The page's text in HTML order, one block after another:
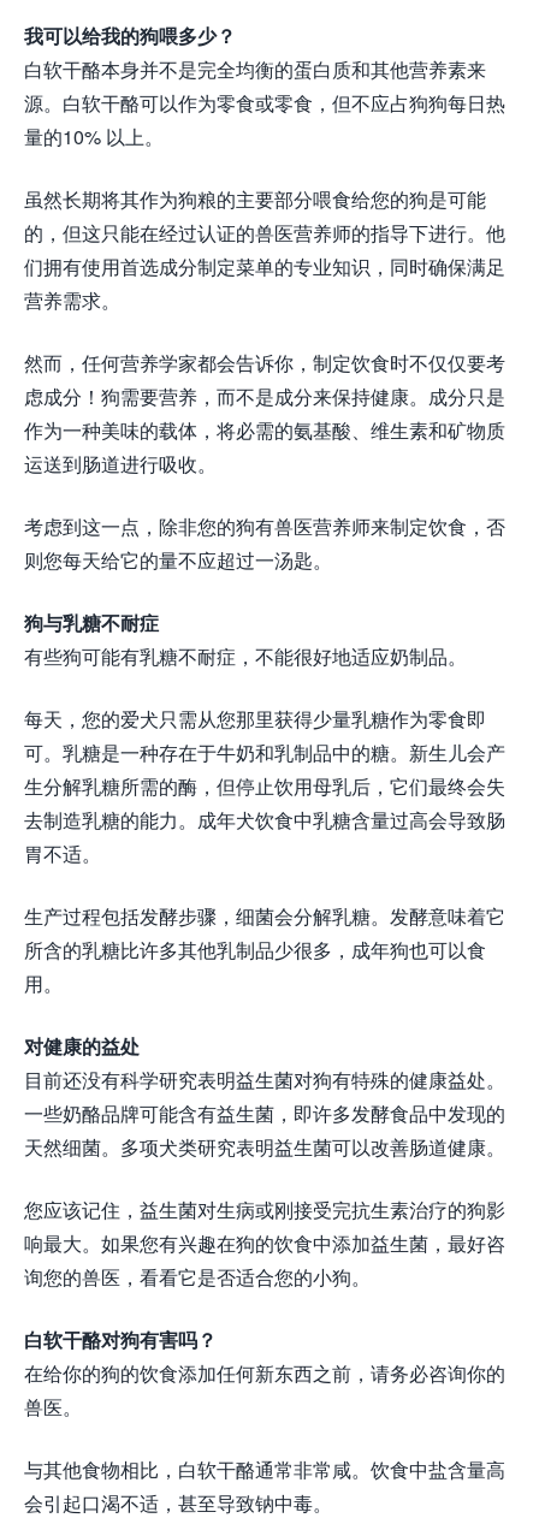
我可以给我的狗喂多少？
白软干酪本身并不是完全均衡的蛋白质和其他营养素来
源。白软干酪可以作为零食或零食，但不应占狗狗每日热
量的10% 以上。
虽然长期将其作为狗粮的主要部分喂食给您的狗是可能
的，但这只能在经过认证的兽医营养师的指导下进行。他
们拥有使用首选成分制定菜单的专业知识，同时确保满足
营养需求。
然而，任何营养学家都会告诉你，制定饮食时不仅仅要考
虑成分！狗需要营养，而不是成分来保持健康。成分只是
作为一种美味的载体，将必需的氨基酸、维生素和矿物质
运送到肠道进行吸收。
考虑到这一点，除非您的狗有兽医营养师来制定饮食，否
则您每天给它的量不应超过一汤匙。
狗与乳糖不耐症
有些狗可能有乳糖不耐症，不能很好地适应奶制品。
每天，您的爱犬只需从您那里获得少量乳糖作为零食即
可。乳糖是一种存在于牛奶和乳制品中的糖。新生儿会产
生分解乳糖所需的酶，但停止饮用母乳后，它们最终会失
去制造乳糖的能力。成年犬饮食中乳糖含量过高会导致肠
胃不适。
生产过程包括发酵步骤，细菌会分解乳糖。发酵意味着它
所含的乳糖比许多其他乳制品少很多，成年狗也可以食
用。
对健康的益处
目前还没有科学研究表明益生菌对狗有特殊的健康益处。
一些奶酪品牌可能含有益生菌，即许多发酵食品中发现的
天然细菌。多项犬类研究表明益生菌可以改善肠道健康。
您应该记住，益生菌对生病或刚接受完抗生素治疗的狗影
响最大。如果您有兴趣在狗的饮食中添加益生菌，最好咨
询您的兽医，看看它是否适合您的小狗。
白软干酪对狗有害吗？
在给你的狗的饮食添加任何新东西之前，请务必咨询你的
兽医。
与其他食物相比，白软干酪通常非常咸。饮食中盐含量高
会引起口渴不适，甚至导致钠中毒。